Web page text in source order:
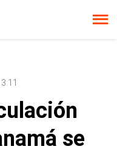
se